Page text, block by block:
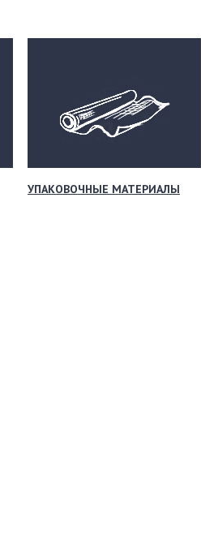
УПАКОВОЧНЫЕ МАТЕРИАЛЫ